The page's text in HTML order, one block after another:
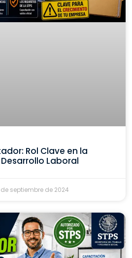
Rol Clave en la
Laboral
septiembre de 2024